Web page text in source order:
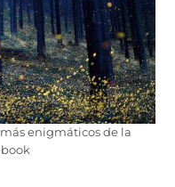
enigmáticos de la